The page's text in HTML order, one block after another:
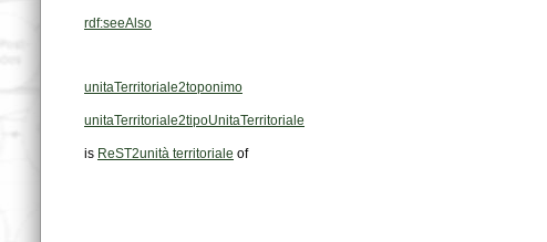
rdf:seeAlso
unitaTerritoriale2toponimo
unitaTerritoriale2tipoUnitaTerritoriale
is ReST2unità territoriale of